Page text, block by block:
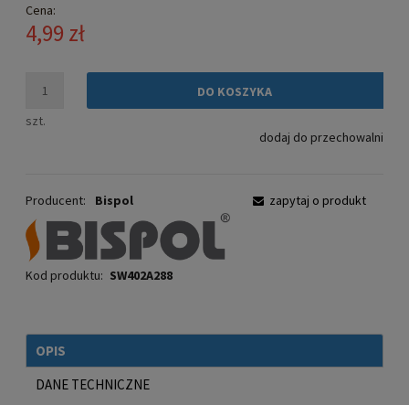
Cena:
4,99 zł
szt.
DO KOSZYKA
dodaj do przechowalni
Producent: Bispol
Kod produktu: SW402A288
zapytaj o produkt
OPIS
DANE TECHNICZNE